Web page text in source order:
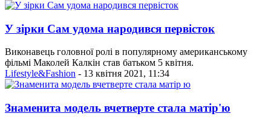
У зірки Сам удома народився первісток
Виконавець головної ролі в популярному американському
фільмі Маколей Калкін став батьком 5 квітня.
Lifestyle&Fashion - 13 квітня 2021, 11:34
Знаменита модель вчетверте стала матір'ю